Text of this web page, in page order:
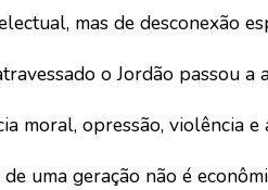
mas de desconexão
o Jordão passou a
moral, opressão, violência e
uma geração não é